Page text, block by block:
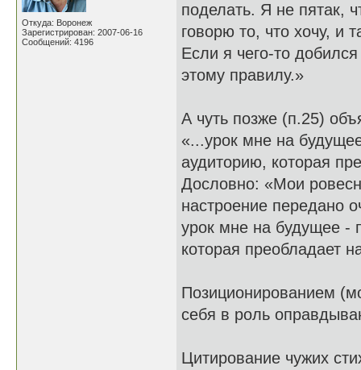
Откуда: Воронеж
Зарегистрирован: 2007-06-16
Сообщений: 4196
поделать. Я не пятак,
говорю то, что хочу, и
Если я чего-то
этому правилу.»
А чуть позже (п.25)
«...урок мне на
аудиторию, которая
Дословно: «Мои
настроение передано
урок мне на будущее -
которая преобладает
Позиционированием
себя в роль
Цитирование чужих